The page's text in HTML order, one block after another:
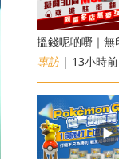
專訪| 13小時前